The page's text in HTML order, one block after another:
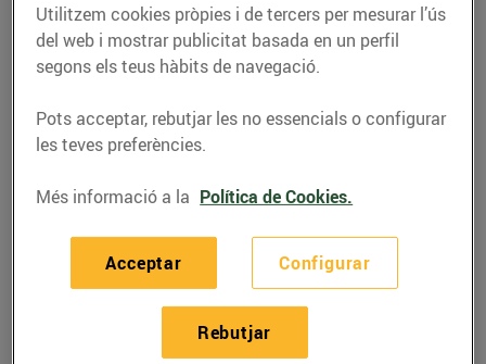
ACTUALITAT
Bon Preu és escollit
com la millor cadena
de supermercats
regionals
Utilitzem cookies pròpies i de tercers per mesurar l’ús
del web i mostrar publicitat basada en un perfil
segons els teus hàbits de navegació.
Pots acceptar, rebutjar les no essencials o configurar
les teves preferències.
Més informació a la Política de Cookies.
Configurar
Rebutjar
Acceptar